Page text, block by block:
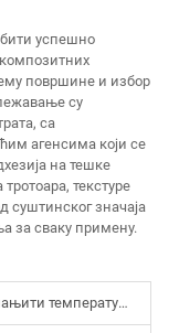
успешно
површине и избор
су
са
агенсима који се
на тешке
текстуре
суштинског значаја
за сваку примену.
сунчеву светлост и излази топлоту?